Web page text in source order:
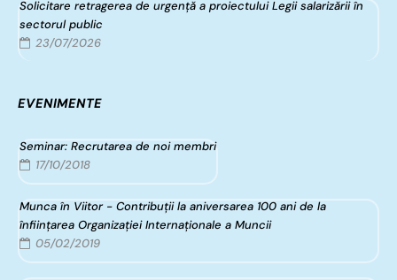
Solicitare retragerea de urgență a proiectului Legii salarizării în
sectorul public
23/07/2026
EVENIMENTE
Seminar: Recrutarea de noi membri
17/10/2018
Munca în Viitor - Contribuții la aniversarea 100 ani de la
înfiinţarea Organizaţiei Internaţionale a Muncii
05/02/2019